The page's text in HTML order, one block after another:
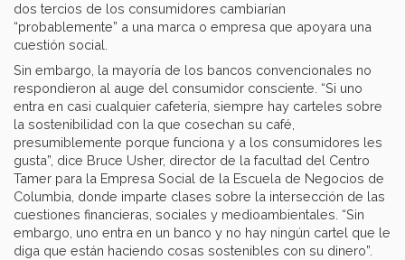
dos tercios de los consumidores cambiarían
“probablemente” a una marca o empresa que apoyara una
cuestión social.
Sin embargo, la mayoría de los bancos convencionales no
respondieron al auge del consumidor consciente. “Si uno
entra en casi cualquier cafetería, siempre hay carteles sobre
la sostenibilidad con la que cosechan su café,
presumiblemente porque funciona y a los consumidores les
gusta”, dice Bruce Usher, director de la facultad del Centro
Tamer para la Empresa Social de la Escuela de Negocios de
Columbia, donde imparte clases sobre la intersección de las
cuestiones financieras, sociales y medioambientales. “Sin
embargo, uno entra en un banco y no hay ningún cartel que le
diga que están haciendo cosas sostenibles con su dinero”.